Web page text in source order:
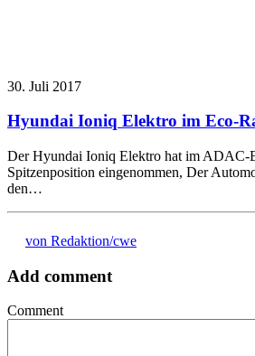
30. Juli 2017
Hyundai Ioniq Elektro im Eco-
Der Hyundai Ioniq Elektro hat im ADAC-
Spitzenposition eingenommen, Der
den…
von Redaktion/cwe
Add comment
Comment